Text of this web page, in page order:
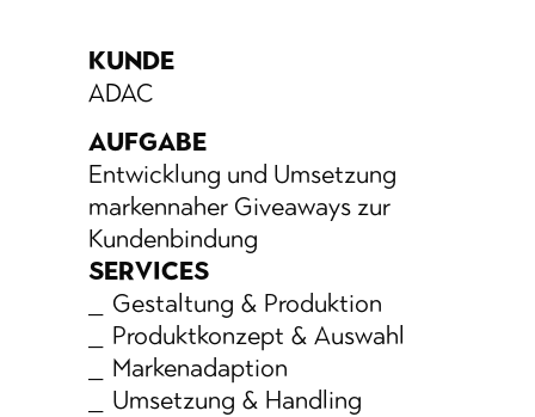
KUNDE
ADAC
AUFGABE
Entwicklung und Umsetzung
markennaher Giveaways zur
Kundenbindung
SERVICES
Gestaltung & Produktion
Produktkonzept & Auswahl
Markenadaption
Umsetzung & Handling